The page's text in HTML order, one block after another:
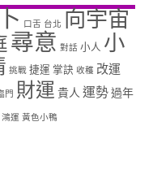
口舌 台北 向宇宙
尋意 對話 小人 小
挑戰 捷運 掌訣 收穫 改運
門 財運 貴人 運勢過年
鴻運 黃色小鴨